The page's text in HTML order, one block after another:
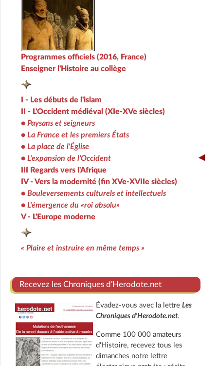
Programmes officiels (2016, France)
Enseigner l'Histoire au collège
I - Les débuts de l'islam
II - L'Occident médiéval (XIe-XVe siècles)
• Paysans et seigneurs
• La France et les premiers États
• La place de l'Église
• L'expansion de l'Occident
III Regards vers l'Afrique
IV - Vers la modernité (fin XVe-XVIIe siècles)
• Bouleversements culturels et intellectuels
• L'émergence du «roi absolu»
V - L'Europe moderne
« Plaire et instruire en même temps »
Recevez les Chroniques d'Herodote.net
Évadez-vous avec la lettre Les
Chroniques d'Herodote.net.
Comme 100 000 amateurs
d'Histoire, recevez tous les
dimanches notre lettre